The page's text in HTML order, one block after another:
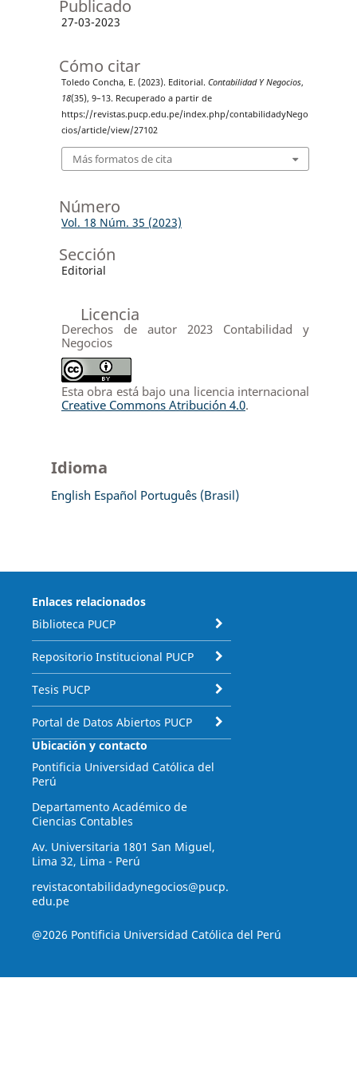
Publicado
27-03-2023
Cómo citar
Toledo Concha, E. (2023). Editorial. Contabilidad Y Negocios,
18(35), 9–13. Recuperado a partir de
https://revistas.pucp.edu.pe/index.php/contabilidadyNego
cios/article/view/27102
Más formatos de cita
Número
Vol. 18 Núm. 35 (2023)
Sección
Editorial
Licencia
Derechos de autor 2023 Contabilidad y
Negocios
Esta obra está bajo una licencia internacional
Creative Commons Atribución 4.0.
Idioma
English Español Português (Brasil)
Enlaces relacionados
Biblioteca PUCP
Repositorio Institucional PUCP
Tesis PUCP
Portal de Datos Abiertos PUCP
Ubicación y contacto
Pontificia Universidad Católica del
Perú
Departamento Académico de
Ciencias Contables
Av. Universitaria 1801 San Miguel,
Lima 32, Lima - Perú
revistacontabilidadynegocios@pucp.
edu.pe
@2026 Pontificia Universidad Católica del Perú